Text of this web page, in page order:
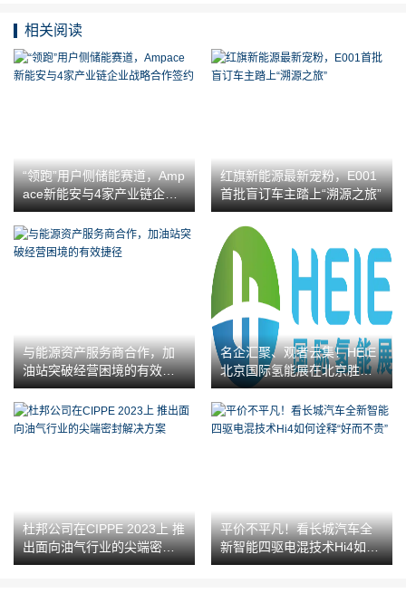
相关阅读
“领跑”用户侧储能赛道，Amp
ace新能安与4家产业链企业
战略合作签约
红旗新能源最新宠粉，E001
首批盲订车主踏上“溯源之旅”
与能源资产服务商合作，加
油站突破经营困境的有效捷
径
名企汇聚、观者云集！HEIE
北京国际氢能展在北京胜利
召开
杜邦公司在CIPPE 2023上 推
出面向油气行业的尖端密封
解决方案
平价不平凡！看长城汽车全
新智能四驱电混技术Hi4如何
诠释“好而不贵”